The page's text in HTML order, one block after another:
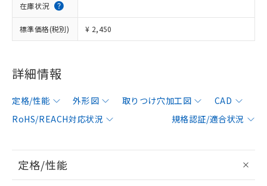
在庫状況
標準価格(税別) ¥ 2,450
詳細情報
定格/性能 外形図 取りつけ穴加工図
CAD
RoHS/REACH対応状況
規格認証/適合状況
定格/性能